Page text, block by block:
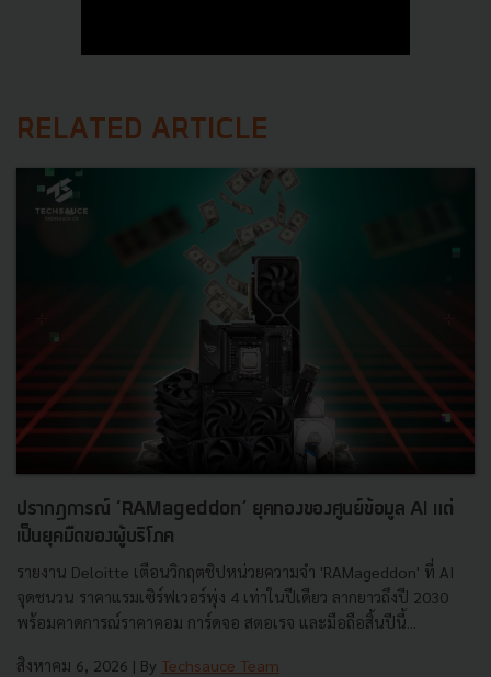
RELATED ARTICLE
ปรากฏการณ์ ‘RAMageddon’ ยุคทองของศูนย์ข้อมูล AI แต่
เป็นยุคมืดของผู้บริโภค
รายงาน Deloitte เตือนวิกฤตชิปหน่วยความจำ 'RAMageddon' ที่ AI
จุดชนวน ราคาแรมเซิร์ฟเวอร์พุ่ง 4 เท่าในปีเดียว ลากยาวถึงปี 2030
พร้อมคาดการณ์ราคาคอม การ์ดจอ สตอเรจ และมือถือสิ้นปีนี้...
สิงหาคม 6, 2026 | By Techsauce Team